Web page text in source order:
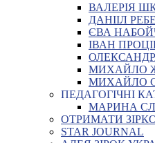
ВАЛЕРІЯ
ДАНІІЛ
ЄВА
ІВАН
МИХАЙЛО
МИХАЙЛО
ПЕДАГОГІЧНІ
МАРИНА
ОТРИМАТИ
STAR JOURNAL